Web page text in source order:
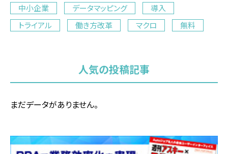
中小企業
データマッピング
導入
トライアル
働き方改革 マクロ 無料
人気の投稿記事
まだデータがありません。